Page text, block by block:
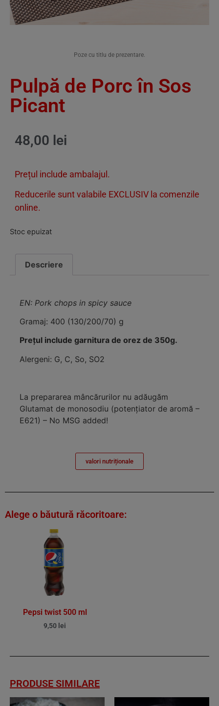
Poze cu titlu de prezentare.
Pulpă de Porc în Sos
Picant
48,00 lei
Prețul include ambalajul.
Reducerile sunt valabile EXCLUSIV la comenzile
online.
Stoc epuizat
Descriere
EN: Pork chops in spicy sauce
Gramaj: 400 (130/200/70) g
Prețul include garnitura de orez de 350g.
Alergeni: G, C, So, SO2
La prepararea mâncărurilor nu adăugăm
Glutamat de monosodiu (potenţiator de aromă –
E621) – No MSG added!
valori nutriționale
Alege o băutură răcoritoare:
Pepsi twist 500 ml
9,50 lei
PRODUSE SIMILARE